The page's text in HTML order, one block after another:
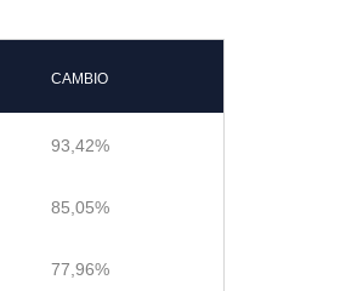
CAMBIO
93,42%
85,05%
77,96%